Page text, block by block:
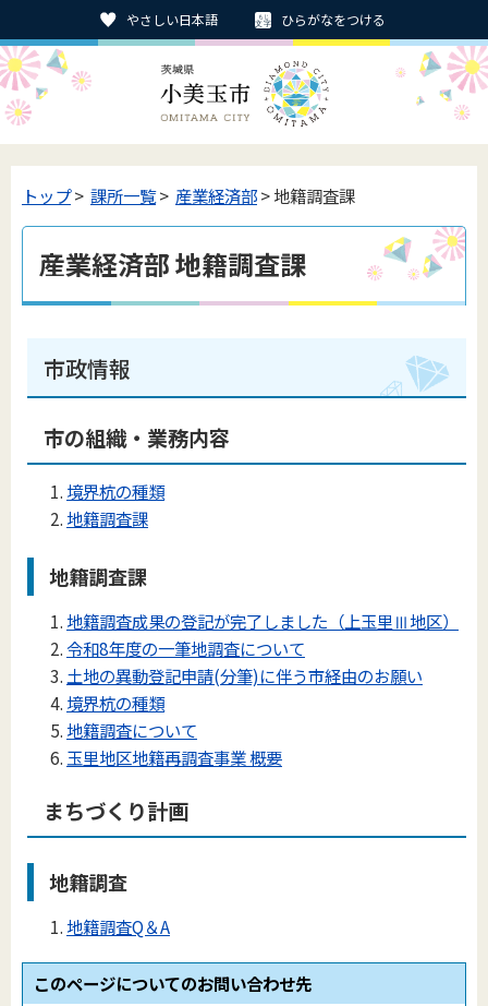
やさしい日本語 ひらがなをつける
トップ> 課所一覧> 産業経済部> 地籍調査課
産業経済部 地籍調査課
市政情報
市の組織・業務内容
境界杭の種類
地籍調査課
地籍調査課
地籍調査成果の登記が完了しました（上玉里Ⅲ地区）
令和8年度の一筆地調査について
土地の異動登記申請(分筆)に伴う市経由のお願い
境界杭の種類
地籍調査について
玉里地区地籍再調査事業 概要
まちづくり計画
地籍調査
地籍調査Q＆A
このページについてのお問い合わせ先